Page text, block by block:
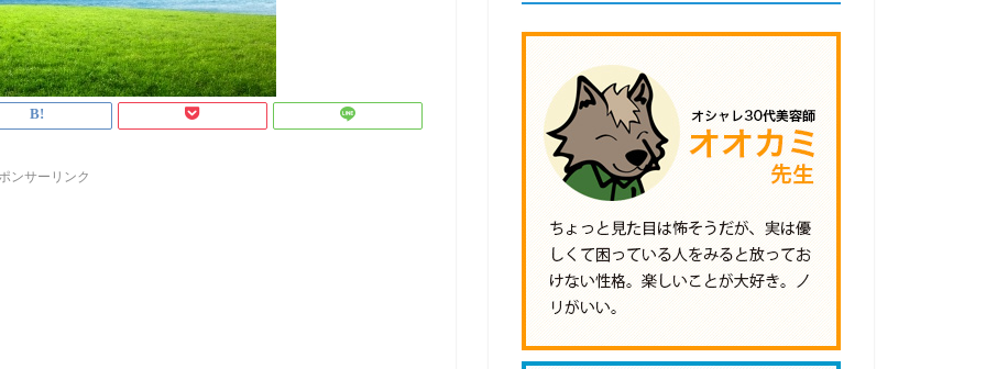
ンサーリンク